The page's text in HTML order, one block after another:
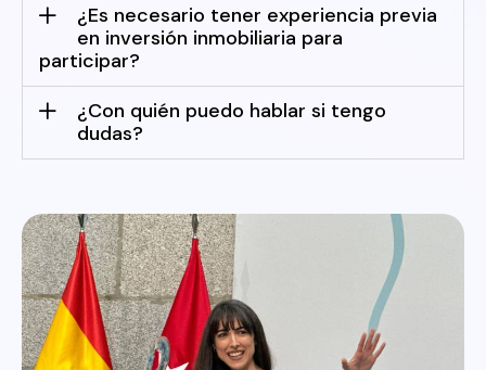
¿Es necesario tener experiencia previa
en inversión inmobiliaria para
participar?
¿Con quién puedo hablar si tengo
dudas?